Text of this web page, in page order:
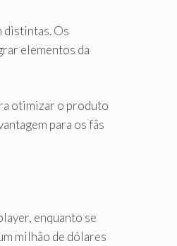
distintas. Os
elementos da
otimizar o produto
para os fãs
enquanto se
milhão de dólares